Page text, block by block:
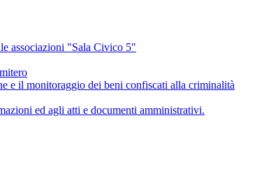
associazioni "Sala Civico 5"
e il monitoraggio dei beni confiscati alla criminalità
ed agli atti e documenti amministrativi.